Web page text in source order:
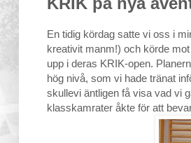
En tidig kördag satte vi oss i
kreativit manm!) och körde
upp i deras KRIK-open.
hög nivå, som vi hade tränat
skullevi äntligen få visa vad vi
klasskamrater åkte för att